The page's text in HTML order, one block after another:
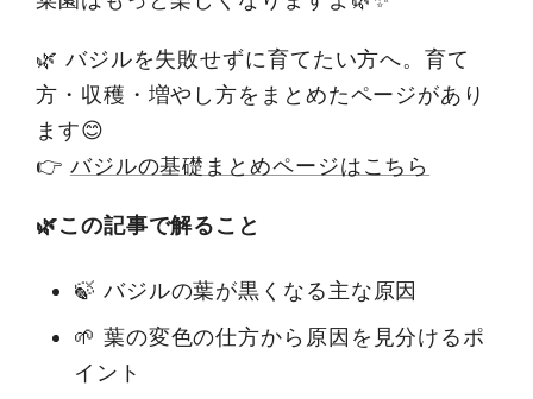
🌿 バジルを失敗せずに育てたい方へ。育て
方・収穫・増やし方をまとめたページがあり
ます😊
👉 バジルの基礎まとめページはこちら
🌿この記事で解ること
🍃 バジルの葉が黒くなる主な原因
🌱 葉の変色の仕方から原因を見分けるポ
イント